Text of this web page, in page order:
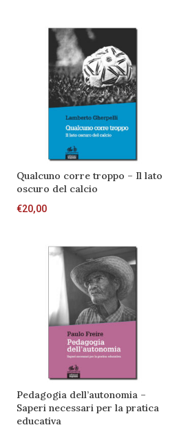
Qualcuno corre troppo – Il lato
oscuro del calcio
€20,00
Pedagogia dell’autonomia –
Saperi necessari per la pratica
educativa